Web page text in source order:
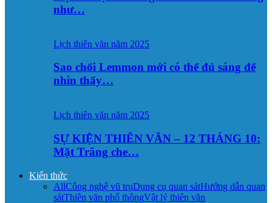
như…
Lịch thiên văn năm 2025
Sao chổi Lemmon mới có thể đủ sáng để
nhìn thấy…
Lịch thiên văn năm 2025
SỰ KIỆN THIÊN VĂN – 12 THÁNG 10:
Mặt Trăng che…
Kiến thức
AllCông nghệ vũ trụDụng cụ quan sátHướng dẫn quan
sátThiên văn phổ thôngVật lý thiên văn